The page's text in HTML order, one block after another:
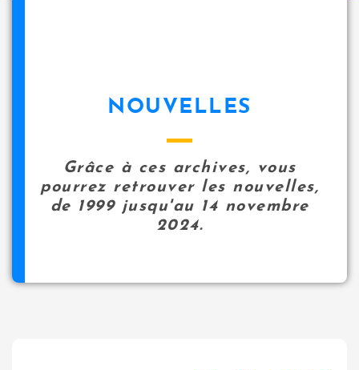
NOUVELLES
Grâce à ces archives, vous
pourrez retrouver les nouvelles,
de 1999 jusqu'au 14 novembre
2024.